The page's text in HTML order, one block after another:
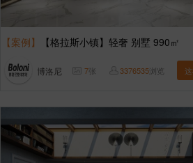
【案例】 【格拉斯小镇】轻奢 别墅 990㎡
博洛尼 7张 3376535浏览